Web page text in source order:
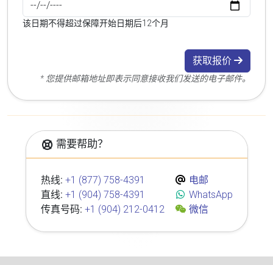
该日期不得超过保障开始日期后12个月
获取报价
* 您提供邮箱地址即表示同意接收我们发送的电子邮件。
需要帮助？
热线: +1 (877) 758-4391
直线: +1 (904) 758-4391
传真号码: +1 (904) 212-0412
电邮
WhatsApp
微信